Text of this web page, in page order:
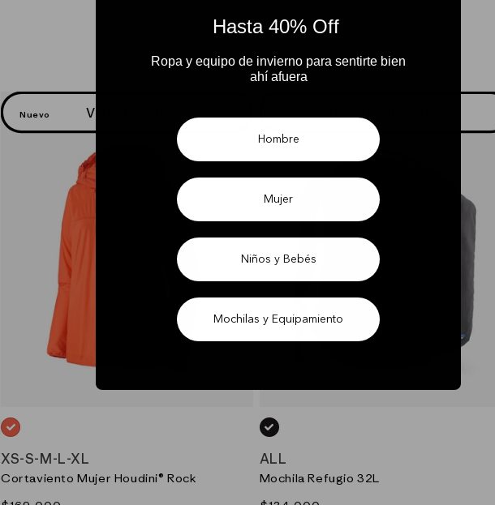
Nuevo Vista rápida
NARANJO_(ORPL)
XS-S-M-L-XL
Cortaviento Mujer Houdini® Rock
NEGRO_(BLK)
ALL
Mochila Refugio 32L
Hasta 40% Off ​
Ropa y equipo de invierno para sentirte bien
ahí afuera​
Hombre
Mujer
Niños y Bebés
Mochilas y Equipamiento